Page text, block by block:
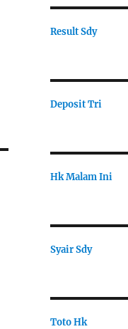
Result Sdy
Deposit Tri
Hk Malam Ini
Syair Sdy
Toto Hk